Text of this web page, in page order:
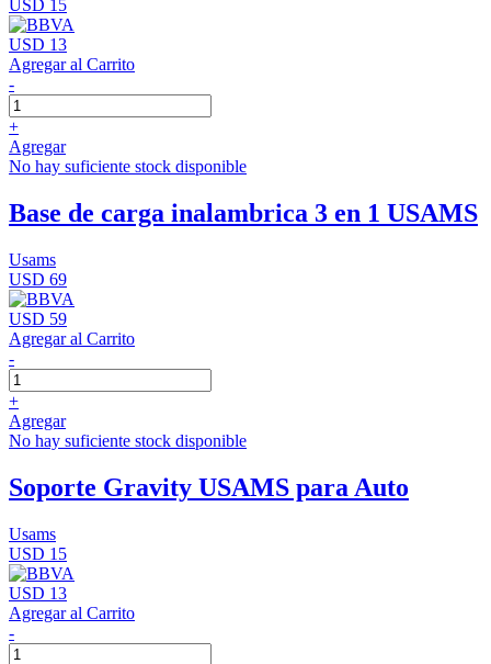
USD 15
USD 13
Agregar al Carrito
-
+
Agregar
No hay suficiente stock disponible
Base de carga inalambrica 3 en 1 USAMS
Usams
USD 69
USD 59
Agregar al Carrito
-
+
Agregar
No hay suficiente stock disponible
Soporte Gravity USAMS para Auto
Usams
USD 15
USD 13
Agregar al Carrito
-